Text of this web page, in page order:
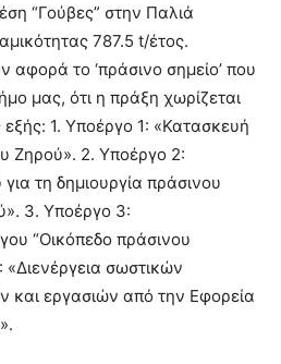
“Γούβες” στην Παλιά
787.5 t/έτος.
αφορά το ‘πράσινο σημείο’ που
μας, ότι η πράξη χωρίζεται
1. Υποέργο 1: «Κατασκευή
Ζηρού». 2. Υποέργο 2:
τη δημιουργία πράσινου
3. Υποέργο 3:
“Οικόπεδο πράσινου
«Διενέργεια σωστικών
και εργασιών από την Εφορεία